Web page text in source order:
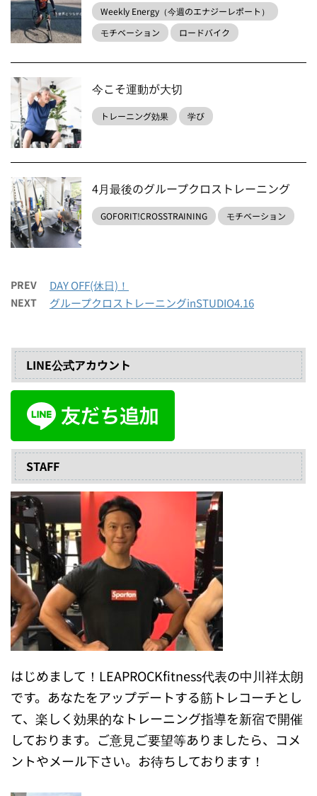
Weekly Energy（今週のエナジーレポート）
モチベーション
ロードバイク
今こそ運動が大切
トレーニング効果 学び
4月最後のグループクロストレーニング
GOFORIT!CROSSTRAINING モチベーション
PREV DAY OFF(休日)！
NEXT グループクロストレーニングinSTUDIO4.16
LINE公式アカウント
STAFF
はじめまして！LEAPROCKfitness代表の中川祥太朗
です。あなたをアップデートする筋トレコーチとし
て、楽しく効果的なトレーニング指導を新宿で開催
しております。ご意見ご要望等ありましたら、コメ
ントやメール下さい。お待ちしております！